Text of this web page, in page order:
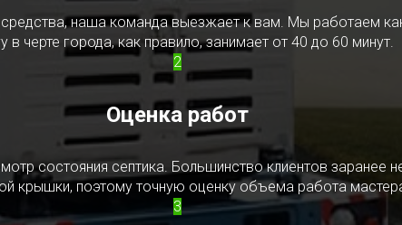
наша команда выезжает к вам. Мы работаем
в черте города, как правило, занимает от 40 до 60 минут.
2
Оценка работ
состояния септика. Большинство клиентов заранее
крышки, поэтому точную оценку объема работа
3